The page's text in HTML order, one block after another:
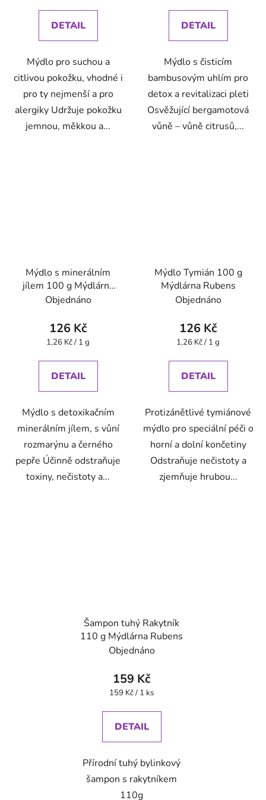
DETAIL
Mýdlo pro suchou a
citlivou pokožku, vhodné i
pro ty nejmenší a pro
alergiky Udržuje pokožku
jemnou, měkkou a...
DETAIL
Mýdlo s čisticím
bambusovým uhlím pro
detox a revitalizaci pleti
Osvěžující bergamotová
vůně – vůně citrusů,...
Mýdlo s minerálním
jílem 100 g Mýdlárna
Rubens
Objednáno
126 Kč
Měrná
1,26 Kč / 1 g
DETAIL
Mýdlo s detoxikačním
minerálním jílem, s vůní
rozmarýnu a černého
pepře Účinně odstraňuje
toxiny, nečistoty a...
Mýdlo Tymián 100 g
Mýdlárna Rubens
Objednáno
126 Kč
Měrná
1,26 Kč / 1 g
DETAIL
Protizánětlivé tymiánové
mýdlo pro speciální péči o
horní a dolní končetiny
Odstraňuje nečistoty a
zjemňuje hrubou...
Šampon tuhý Rakytník
110 g Mýdlárna Rubens
Objednáno
159 Kč
Měrná
159 Kč / 1 ks
DETAIL
Přírodní tuhý bylinkový
šampon s rakytníkem
110g